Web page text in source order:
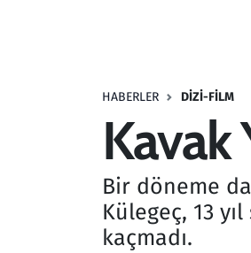
HABERLER DIZI-FILM
Kavak
Bir döneme
Külegeç, 13
kaçmadı.
Savunma Sanayi
Seçim 2023